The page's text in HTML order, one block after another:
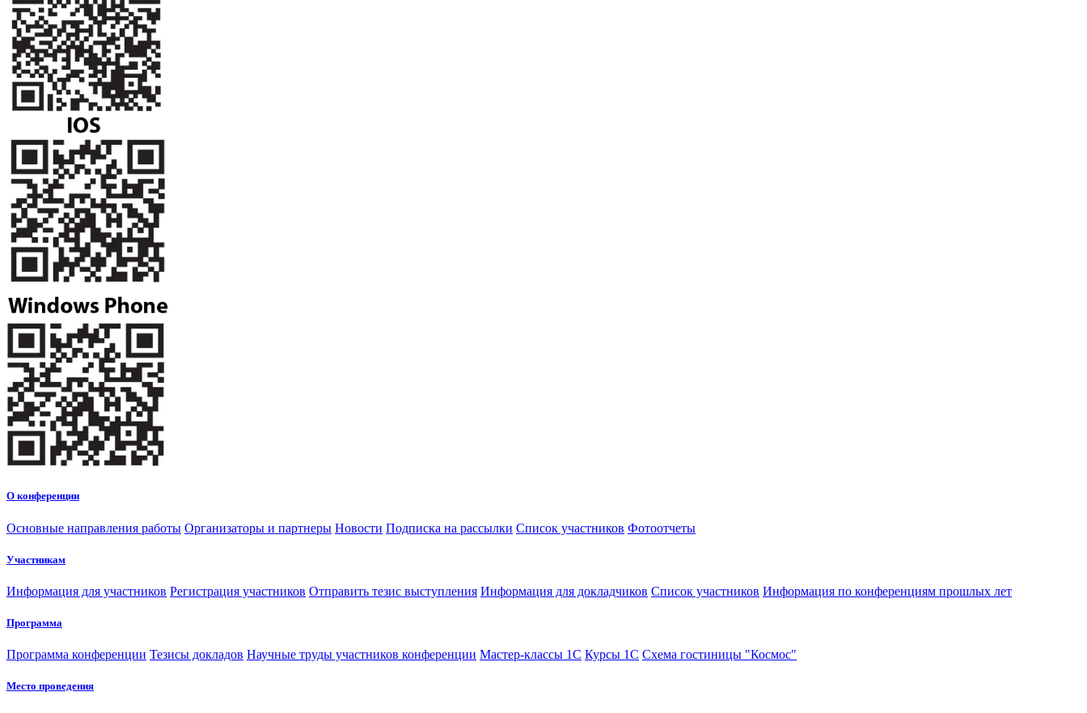
О конференции
Основные направления работы Организаторы и партнеры Новости Подписка на рассылки Список участников Фотоотчеты
Участникам
Информация для участников Регистрация участников Отправить тезис выступления Информация для докладчиков Список участников Информация по конференциям прошлых лет
Программа
Программа конференции Тезисы докладов Научные труды участников конференции Мастер-классы 1С Курсы 1С Схема гостиницы "Космос"
Место проведения